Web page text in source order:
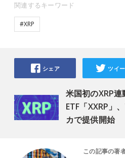
関連するキーワード
#XRP
米国初のXRP
ETF「XXRP」
カで提供開始
シェア ツイ
この記事の著